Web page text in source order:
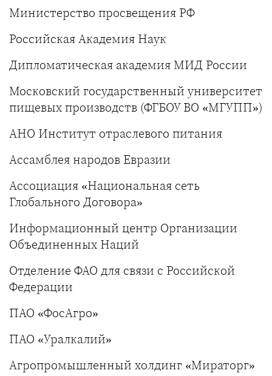
Министерство просвещения РФ
Российская Академия Наук
Дипломатическая академия МИД России
Московский государственный университет
пищевых производств (ФГБОУ ВО «МГУПП»)
АНО Институт отраслевого питания
Ассамблея народов Евразии
Ассоциация «Национальная сеть
Глобального Договора»
Информационный центр Организации
Объединенных Наций
Отделение ФАО для связи с Российской
Федерации
ПАО «ФосАгро»
ПАО «Уралкалий»
Агропромышленный холдинг «Мираторг»